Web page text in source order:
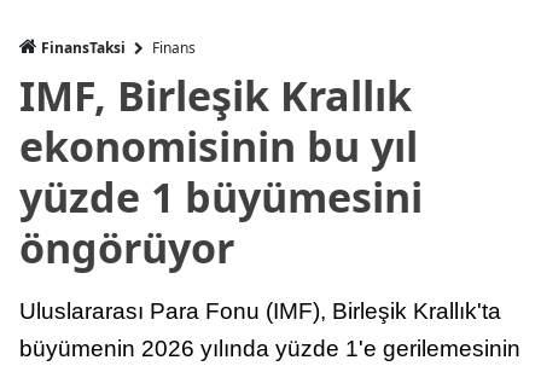
FinansTaksi Finans
IMF, Birleşik Krallık
ekonomisinin bu yıl
yüzde 1 büyümesini
öngörüyor
Uluslararası Para Fonu (IMF), Birleşik Krallık'ta
büyümenin 2026 yılında yüzde 1'e gerilemesinin